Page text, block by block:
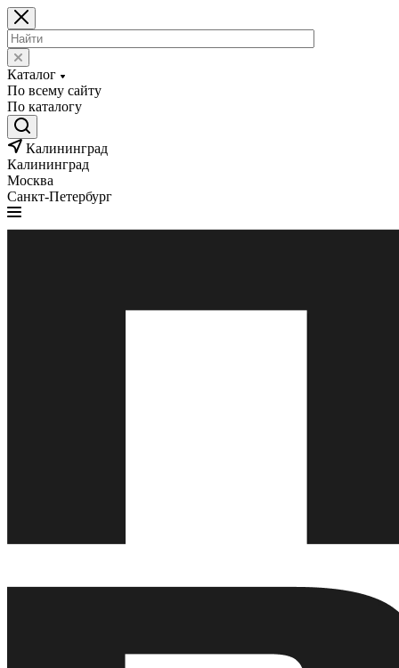
Каталог
По всему сайту
По каталогу
Калининград
Калининград
Москва
Санкт-Петербург